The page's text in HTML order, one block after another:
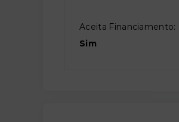
Aceita Financiamento:
Sim